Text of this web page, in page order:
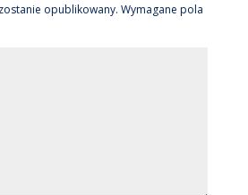
opublikowany. Wymagane pola